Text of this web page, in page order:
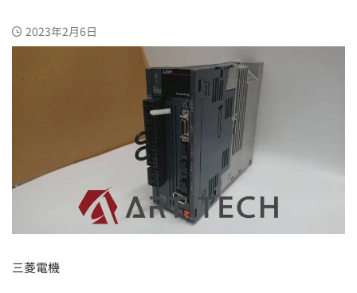
2023年2月6日
三菱電機